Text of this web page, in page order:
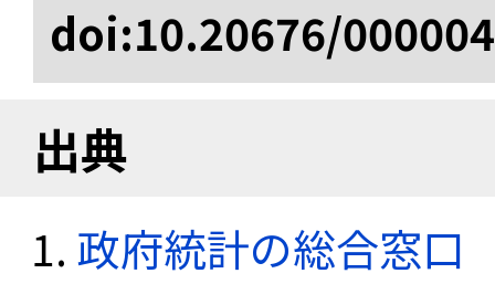
doi:10.20676/
出典
政府統計の総合窓口